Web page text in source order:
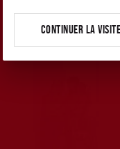
CONTINUER LA VISITE